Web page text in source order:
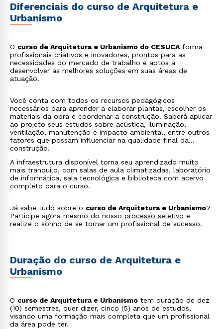
Diferenciais do curso de Arquitetura e
Urbanismo
O curso de Arquitetura e Urbanismo do CESUCA forma
profissionais criativos e inovadores, prontos para as
necessidades do mercado de trabalho e aptos a
desenvolver as melhores soluções em suas áreas de
atuação.
Você conta com todos os recursos pedagógicos
necessários para aprender a elaborar plantas, escolher os
materiais da obra e coordenar a construção. Saberá aplicar
ao projeto seus estudos sobre acústica, iluminação,
ventilação, manutenção e impacto ambiental, entre outros
fatores que possam influenciar na qualidade final da
construção.
A infraestrutura disponível torna seu aprendizado muito
mais tranquilo, com salas de aula climatizadas, laboratório
de informática, sala tecnológica e biblioteca com acervo
completo para o curso.
Já sabe tudo sobre o curso de Arquitetura e Urbanismo?
Participe agora mesmo do nosso processo seletivo e
realize o sonho de se tornar um profissional de sucesso.
Duração do curso de Arquitetura e
Urbanismo
O curso de Arquitetura e Urbanismo tem duração de dez
(10) semestres, quer dizer, cinco (5) anos de estudos,
visando uma formação mais completa que um profissional
da área pode ter.